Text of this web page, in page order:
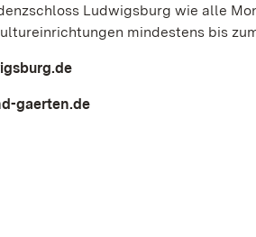
Ludwigsburg wie alle
mindestens bis
gaerten.de